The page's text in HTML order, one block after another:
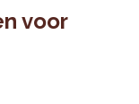
voor